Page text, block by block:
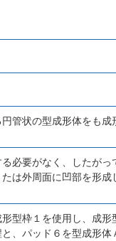
管状の型成形体をも成
必要がなく、したがっ
は外周面に凹部を形
型枠１を使用し、成形
、パッド６を型成形体